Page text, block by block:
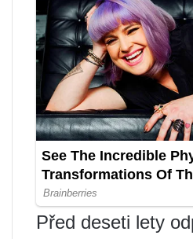
Před deseti lety